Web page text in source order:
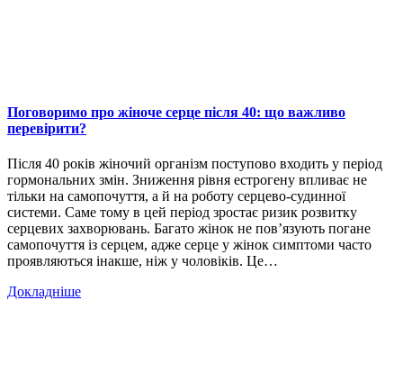
Поговоримо про жіноче серце після 40: що важливо
перевірити?
Після 40 років жіночий організм поступово входить у період
гормональних змін. Зниження рівня естрогену впливає не
тільки на самопочуття, а й на роботу серцево-судинної
системи. Саме тому в цей період зростає ризик розвитку
серцевих захворювань. Багато жінок не пов’язують погане
самопочуття із серцем, адже серце у жінок симптоми часто
проявляються інакше, ніж у чоловіків. Це…
Докладніше